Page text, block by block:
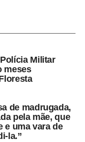
hospedagem,
o setor. Todos
e eventos.
novos
Coltri Junior
Tributária:
com potencial
Militar
meses
de madrugada,
pela mãe, que
e uma vara de
la.”